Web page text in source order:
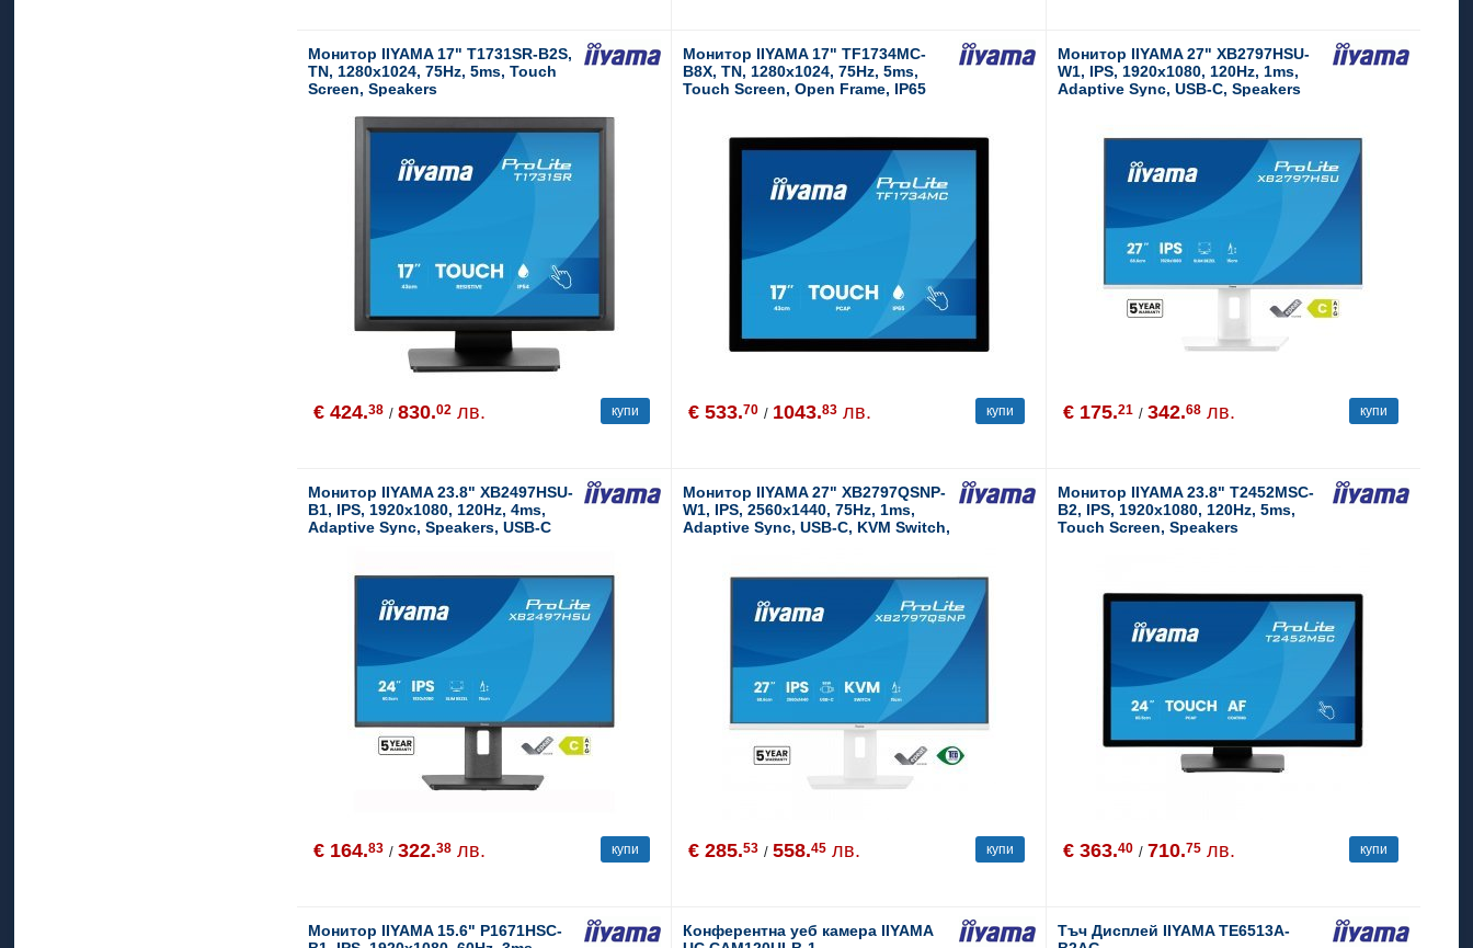
Монитор IIYAMA 17" T1731SR-B2S,
TN, 1280x1024, 75Hz, 5ms, Touch
Screen, Speakers
€ 424.38 /830.02 лв. купи
Монитор IIYAMA 17" TF1734MC-
B8X, TN, 1280x1024, 75Hz, 5ms,
Touch Screen, Open Frame, IP65
€ 533.70 / 1043.83 лв. купи
Монитор IIYAMA 27" XB2797HSU-
W1, IPS, 1920x1080, 120Hz, 1ms,
Adaptive Sync, USB-C, Speakers
€ 175.21 / 342.68 лв. купи
Монитор IIYAMA 23.8" XB2497HSU-
B1, IPS, 1920x1080, 120Hz, 4ms,
Adaptive Sync, Speakers, USB-C
€ 164.83 /322.38 лв. купи
Монитор IIYAMA 27" XB2797QSNP-
W1, IPS, 2560x1440, 75Hz, 1ms,
Adaptive Sync, USB-C, KVM Switch,
€ 285.53 /558.45 лв. купи
Монитор IIYAMA 23.8" T2452MSC-
B2, IPS, 1920x1080, 120Hz, 5ms,
Touch Screen, Speakers
€ 363.40 / 710.75 лв. купи
Монитор IIYAMA 15.6" P1671HSC-
Конферентна уеб камера IIYAMA
Tъч Дисплей IIYAMA TE6513A-